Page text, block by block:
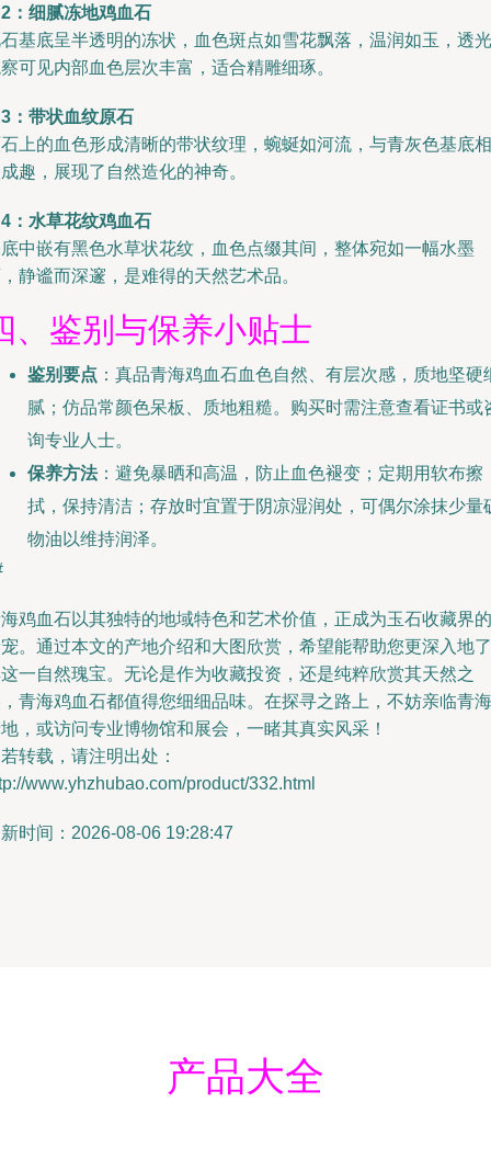
：细腻冻地鸡血石
基底呈半透明的冻状，血色斑点如雪花飘落，温润如玉，透光
可见内部血色层次丰富，适合精雕细琢。
：带状血纹原石
上的血色形成清晰的带状纹理，蜿蜒如河流，与青灰色基底相
趣，展现了自然造化的神奇。
：水草花纹鸡血石
中嵌有黑色水草状花纹，血色点缀其间，整体宛如一幅水墨
静谧而深邃，是难得的天然艺术品。
、鉴别与保养小贴士
鉴别要点 ：真品青海鸡血石血色自然、有层次感，质地坚硬
腻；仿品常颜色呆板、质地粗糙。购买时需注意查看证书或
询专业人士。
保养方法：避免暴晒和高温，防止血色褪变；定期用软布擦
拭，保持清洁；存放时宜置于阴凉湿润处，可偶尔涂抹少量
物油以维持润泽。
鸡血石以其独特的地域特色和艺术价值，正成为玉石收藏界的
。通过本文的产地介绍和大图欣赏，希望能帮助您更深入地了
一自然瑰宝。无论是作为收藏投资，还是纯粹欣赏其天然之
青海鸡血石都值得您细细品味。在探寻之路上，不妨亲临青海
，或访问专业博物馆和展会，一睹其真实风采！
转载，请注明出处：
www.yhzhubao.com/product/332.html
时间：2026-08-06 19:28:47
产品大全